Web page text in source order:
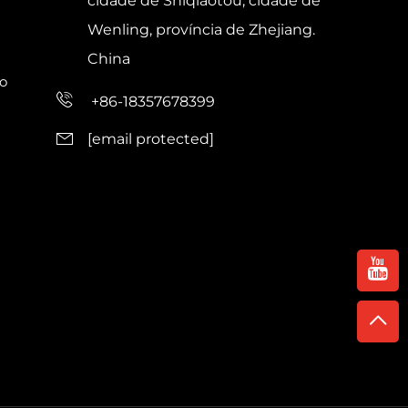
Wenling, província de Zhejiang.
China
+86-18357678399
[email protected]